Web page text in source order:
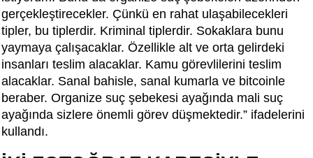
gerçekleştirecekler. Çünkü en rahat ulaşabilecekleri
tipler, bu tiplerdir. Kriminal tiplerdir. Sokaklara bunu
yaymaya çalışacaklar. Özellikle alt ve orta gelirdeki
insanları teslim alacaklar. Kamu görevlilerini teslim
alacaklar. Sanal bahisle, sanal kumarla ve bitcoinle
beraber. Organize suç şebekesi ayağında mali suç
ayağında sizlere önemli görev düşmektedir.” ifadelerini
kullandı.